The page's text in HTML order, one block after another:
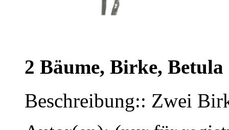
2 Bäume, Birke, Betula
Beschreibung:: Zwei